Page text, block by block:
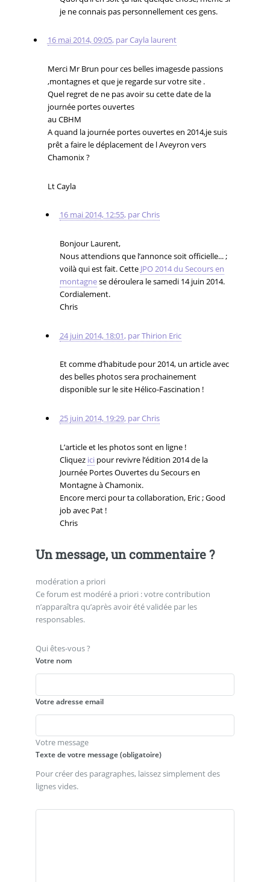
je ne connais pas personnellement ces gens.
16 mai 2014, 09:05, parCayla laurent
Merci Mr Brun pour ces belles imagesde passions
,montagnes et que je regarde sur votre site .
Quel regret de ne pas avoir su cette date de la
journée portes ouvertes
au CBHM
A quand la journée portes ouvertes en 2014,je suis
prêt a faire le déplacement de l Aveyron vers
Chamonix ?
Lt Cayla
16 mai 2014, 12:55, parChris
Bonjour Laurent,
Nous attendions que l’annonce soit officielle... ;
voilà qui est fait. Cette JPO 2014 du Secours en
montagnese déroulera le samedi 14 juin 2014.
Cordialement.
Chris
24 juin 2014, 18:01, parThirion Eric
Et comme d’habitude pour 2014, un article avec
des belles photos sera prochainement
disponible sur le site Hélico-Fascination !
25 juin 2014, 19:29, parChris
L’article et les photos sont en ligne !
Cliquez ici pour revivre l’édition 2014 de la
Journée Portes Ouvertes du Secours en
Montagne à Chamonix.
Encore merci pour ta collaboration, Eric ; Good
job avec Pat !
Chris
Un message, un commentaire ?
modération a priori
Ce forum est modéré a priori : votre contribution
n’apparaîtra qu’après avoir été validée par les
responsables.
Qui êtes-vous ?
Votre nom
Votre adresse email
Votre message
Texte de votre message (obligatoire)
Pour créer des paragraphes, laissez simplement des
lignes vides.